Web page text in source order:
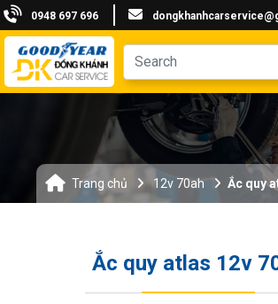
0948 697 696
Trang chủ 12v 70ah Ắc quy
Ắc quy atlas 12v